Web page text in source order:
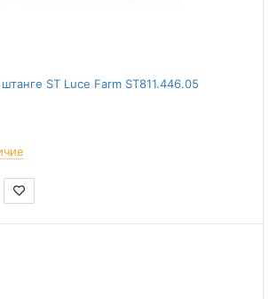
ST Luce Farm ST811.446.05